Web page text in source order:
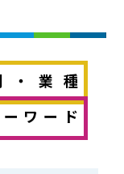
・業種
ワード